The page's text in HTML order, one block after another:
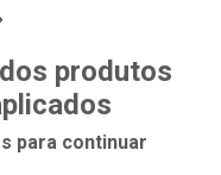
produtos
para continuar